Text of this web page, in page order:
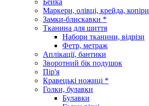
Маркери, олівці, крейда, копіри
Замки-блискавки *
Тканина для шиття
Набори тканини, відрізи
Фетр, метраж
Аплікації, бантики
Зворотний бік подушок
Пір'я
Кравецькі ножиці *
Голки, булавки
Булавки